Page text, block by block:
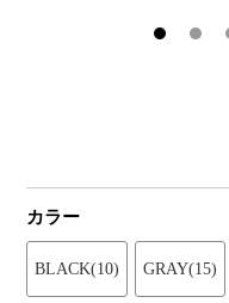
カラー
BLACK(10) GRAY(15)